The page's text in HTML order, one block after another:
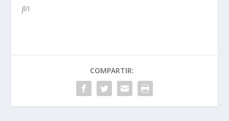
jl/I
COMPARTIR: